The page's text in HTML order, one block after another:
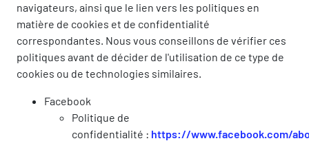
navigateurs, ainsi que le lien vers les politiques en
matière de cookies et de confidentialité
correspondantes. Nous vous conseillons de vérifier ces
politiques avant de décider de l'utilisation de ce type de
cookies ou de technologies similaires.
Facebook
Politique de
confidentialité : https://www.facebook.com/